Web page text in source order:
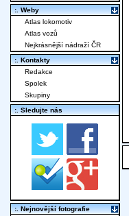
:. Weby
Atlas lokomotiv
Atlas vozů
Nejkrásnější nádraží ČR
:. Kontakty
Redakce
Spolek
Skupiny
:. Sledujte nás
:. Nejnovější fotografie